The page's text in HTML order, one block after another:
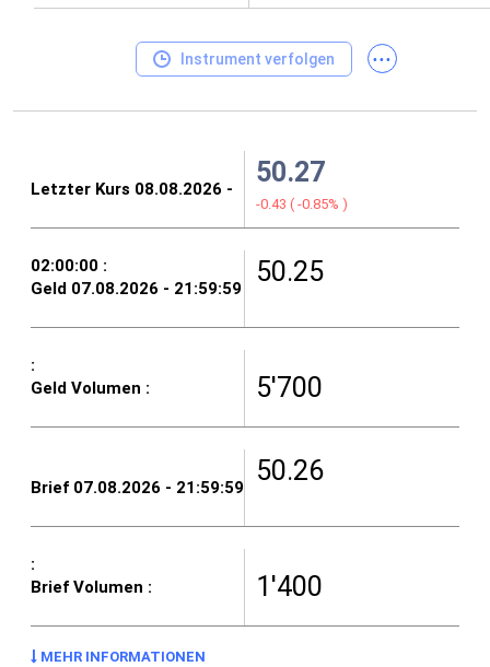
Instrument verfolgen ...
50.27
-0.43 ( -0.85% )
50.25
5'700
50.26
1'400
MEHR INFORMATIONEN